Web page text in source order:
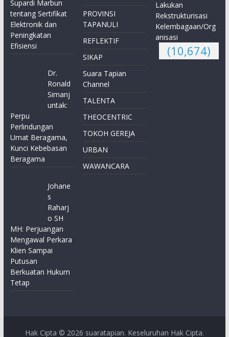
Supardi Marbun
tentang Sertifikat
Elektronik dan
Peningkatan
Efisiensi
Dr.
Ronald
Simanj
untak:
Perpu
Perlindungan
Umat Beragama,
Kunci Kebebasan
Beragama
Johane
s
Raharj
o SH
MH: Perjuangan
Mengawal Perkara
Klien Sampai
Putusan
Berkuatan Hukum
Tetap
PROVINSI
TAPANULI
REFLEKTIF
SIKAP
Suara Tapian
Channel
TALENTA
THEOCENTRIC
TOKOH GEREJA
URBAN
WAWANCARA
Lakukan
Rekstrukturisasi
Kelembagaan/Org
anisasi
(10,674)
Hak Cipta © 2026 suaratapian. Keseluruhan Hak Cipta.